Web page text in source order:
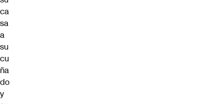
ca
sa
a
su
cu
ña
do
y